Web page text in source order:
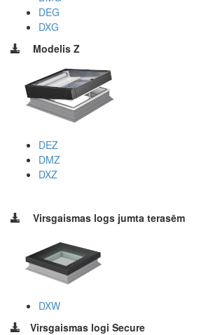
DEG
DXG
Modelis Z
DEZ
DMZ
DXZ
Virsgaismas logs jumta terasēm
DXW
Virsgaismas logi Secure